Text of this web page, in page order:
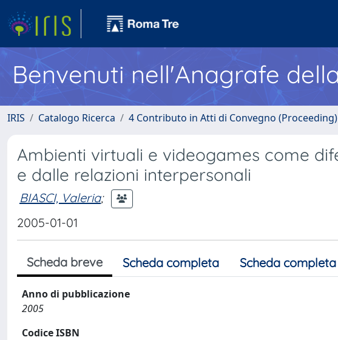
Benvenuti nell'Anagrafe
IRIS Catalogo Ricerca 4 Contributo in Atti di Convegno (Proceeding)
Ambienti virtuali e videogames come
e dalle relazioni interpersonali
BIASCI, Valeria;
2005-01-01
Scheda breve Scheda completa Scheda completa
Anno di pubblicazione
2005
Codice ISBN